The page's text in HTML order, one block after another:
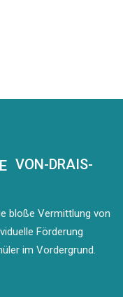
VON-DRAIS-
bloße Vermittlung von
Förderung
im Vordergrund.